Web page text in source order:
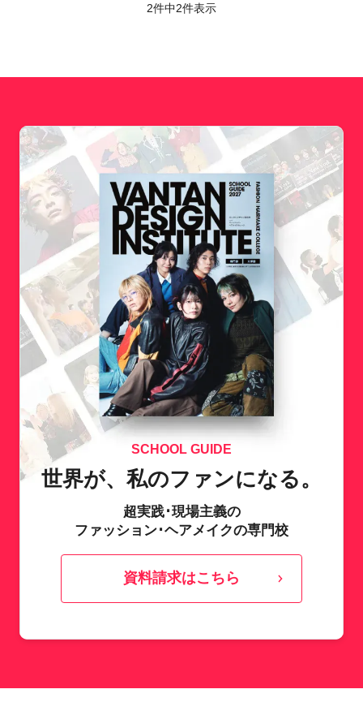
2件中2件表示
SCHOOL GUIDE
世界が、私のファンになる。
超実践･現場主義の
ファッション･ヘアメイクの専門校
資料請求はこちら